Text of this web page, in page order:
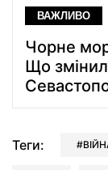
ВАЖЛИВО
Чорне
Що
Теги: